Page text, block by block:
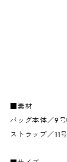
■素材
バッグ本体／9
ストラップ／11